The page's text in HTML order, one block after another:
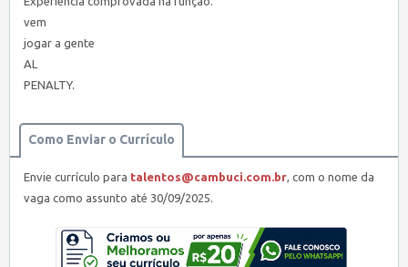
vem
jogar a gente
AL
PENALTY.
Como Enviar o Currículo
Envie currículo para talentos@cambuci.com.br, com o nome da
vaga como assunto até 30/09/2025.